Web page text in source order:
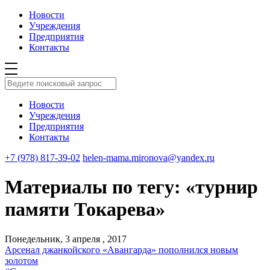
Новости
Учреждения
Предприятия
Контакты
Новости
Учреждения
Предприятия
Контакты
+7 (978) 817-39-02 helen-mama.mironova@yandex.ru
Материалы по тегу: «турнир
памяти Токарева»
Понедельник, 3 апреля , 2017
Арсенал джанкойского «Авангарда» пополнился новым
золотом